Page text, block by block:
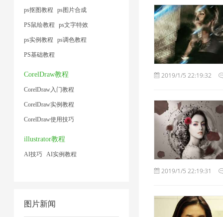
ps抠图教程 ps图片合成
PS鼠绘教程 ps文字特效
ps实例教程 ps调色教程
PS基础教程
CorelDraw教程
CorelDraw入门教程
CorelDraw实例教程
CorelDraw使用技巧
illustrator教程
AI技巧 AI实例教程
图片新闻
2019/1/5 22:19:32
2019/1/5 22:19:31